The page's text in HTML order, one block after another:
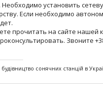
установить
Если необходимо
прочитать на сайте нашей
Звоните
сонячних станцій в